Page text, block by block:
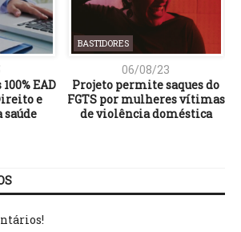
EAD
e
saúde
BASTIDORES
06/08/23
Projeto permite saques do
FGTS por mulheres vítimas
de violência doméstica